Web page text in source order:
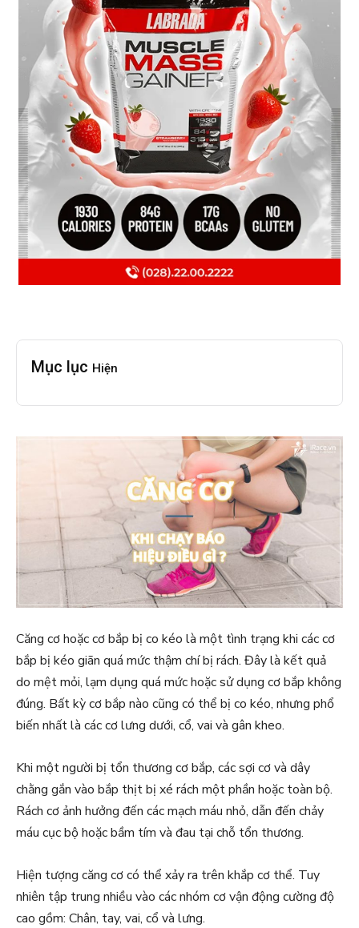
Mục lục Hiện
Căng cơ hoặc cơ bắp bị co kéo là một tình trạng khi các cơ
bắp bị kéo giãn quá mức thậm chí bị rách. Đây là kết quả
do mệt mỏi, lạm dụng quá mức hoặc sử dụng cơ bắp không
đúng. Bất kỳ cơ bắp nào cũng có thể bị co kéo, nhưng phổ
biến nhất là các cơ lưng dưới, cổ, vai và gân kheo.
Khi một người bị tổn thương cơ bắp, các sợi cơ và dây
chằng gắn vào bắp thịt bị xé rách một phần hoặc toàn bộ.
Rách cơ ảnh hưởng đến các mạch máu nhỏ, dẫn đến chảy
máu cục bộ hoặc bầm tím và đau tại chỗ tổn thương.
Hiện tượng căng cơ có thể xảy ra trên khắp cơ thể. Tuy
nhiên tập trung nhiều vào các nhóm cơ vận động cường độ
cao gồm: Chân, tay, vai, cổ và lưng.